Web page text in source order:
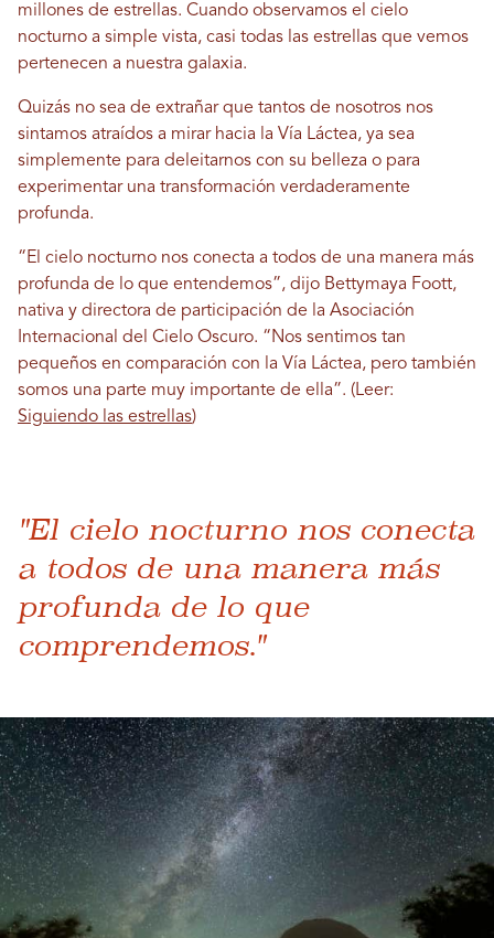
millones de estrellas. Cuando observamos el cielo
nocturno a simple vista, casi todas las estrellas que vemos
pertenecen a nuestra galaxia.
Quizás no sea de extrañar que tantos de nosotros nos
sintamos atraídos a mirar hacia la Vía Láctea, ya sea
simplemente para deleitarnos con su belleza o para
experimentar una transformación verdaderamente
profunda.
“El cielo nocturno nos conecta a todos de una manera más
profunda de lo que entendemos”, dijo Bettymaya Foott,
nativa y directora de participación de la Asociación
Internacional del Cielo Oscuro. “Nos sentimos tan
pequeños en comparación con la Vía Láctea, pero también
somos una parte muy importante de ella”. (Leer:
Siguiendo las estrellas)
"El cielo nocturno nos conecta
a todos de una manera más
profunda de lo que
comprendemos."